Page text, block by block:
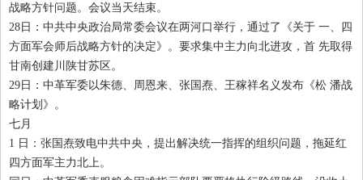
战略方针问题。会议当天结束。
28 日：中共中央政治局常委会议在两河口举行，通过了《关于 一、四
方面军会师后战略方针的决定》。要求集中主力向北进攻，首 先取得
甘南创建川陕甘苏区。
29 日：中革军委以朱德、周恩来、张国焘、王稼祥名义发布《松 潘战
略计划》。
七月
1
日：张国焘致电中共中央，提出解决统一指挥的组织问题，拖延红
四方面军主力北上。